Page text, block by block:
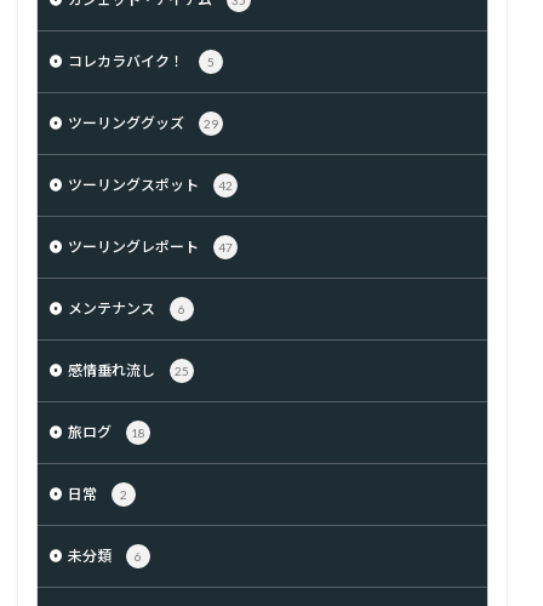
コレカラバイク！ 5
ツーリンググッズ 29
ツーリングスポット 42
ツーリングレポート 47
メンテナンス 6
感情垂れ流し 25
旅ログ 18
日常 2
未分類 6